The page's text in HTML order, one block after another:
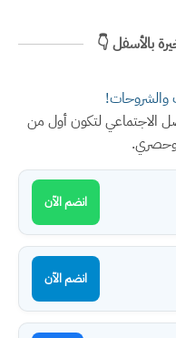
بالأسفل 👇
والشروحات!
الاجتماعي لتكون أول من
انضم الآن
انضم الآن